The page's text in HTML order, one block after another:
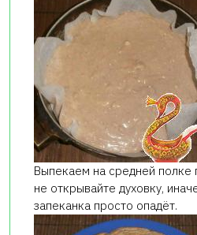
Выпекаем на средней полке
не открывайте духовку,
запеканка просто опадёт.